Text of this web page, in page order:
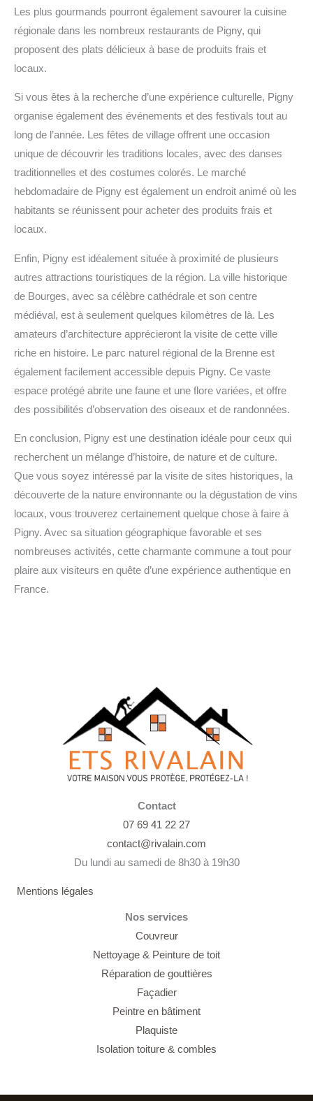
Les plus gourmands pourront également savourer la cuisine
régionale dans les nombreux restaurants de Pigny, qui
proposent des plats délicieux à base de produits frais et
locaux.
Si vous êtes à la recherche d’une expérience culturelle, Pigny
organise également des événements et des festivals tout au
long de l’année. Les fêtes de village offrent une occasion
unique de découvrir les traditions locales, avec des danses
traditionnelles et des costumes colorés. Le marché
hebdomadaire de Pigny est également un endroit animé où les
habitants se réunissent pour acheter des produits frais et
locaux.
Enfin, Pigny est idéalement située à proximité de plusieurs
autres attractions touristiques de la région. La ville historique
de Bourges, avec sa célèbre cathédrale et son centre
médiéval, est à seulement quelques kilomètres de là. Les
amateurs d’architecture apprécieront la visite de cette ville
riche en histoire. Le parc naturel régional de la Brenne est
également facilement accessible depuis Pigny. Ce vaste
espace protégé abrite une faune et une flore variées, et offre
des possibilités d’observation des oiseaux et de randonnées.
En conclusion, Pigny est une destination idéale pour ceux qui
recherchent un mélange d’histoire, de nature et de culture.
Que vous soyez intéressé par la visite de sites historiques, la
découverte de la nature environnante ou la dégustation de vins
locaux, vous trouverez certainement quelque chose à faire à
Pigny. Avec sa situation géographique favorable et ses
nombreuses activités, cette charmante commune a tout pour
plaire aux visiteurs en quête d’une expérience authentique en
France.
Contact
07 69 41 22 27
contact@rivalain.com
Du lundi au samedi de 8h30 à 19h30
Mentions légales
Nos services
Couvreur
Nettoyage & Peinture de toit
Réparation de gouttières
Façadier
Peintre en bâtiment
Plaquiste
Isolation toiture & combles